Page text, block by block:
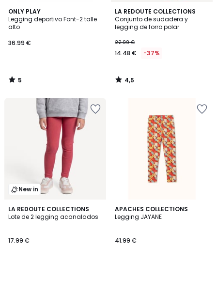
ONLY PLAY
Legging deportivo Font-2 talle
alto
36.99 €
5
/
5
5
/
LA REDOUTE COLLECTIONS
Conjunto de sudadera y
legging de forro polar
22.99 €
14.48 € -37%
4,5
/ 5
4,5
/
New in
LA REDOUTE COLLECTIONS
Lote de 2 legging acanalados
17.99 €
APACHES COLLECTIONS
Legging JAYANE
41.99 €